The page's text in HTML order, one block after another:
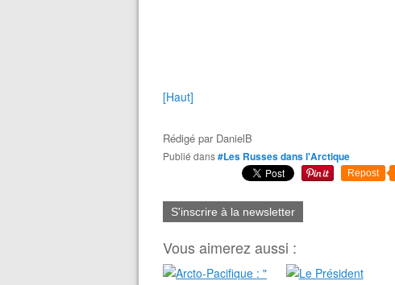
[Haut]
Rédigé par DanielB
Publié dans#Les Russes dans l'Arctique
Repost
S'inscrire à la newsletter
Vous aimerez aussi :